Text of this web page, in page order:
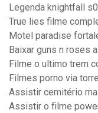
Legenda knightfall
True lies filme
Motel paradise
Baixar guns n roses
Filme o ultimo trem
Filmes porno via
Assistir cemitério
Assistir o filme